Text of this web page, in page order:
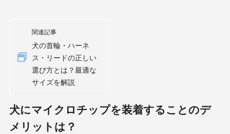
関連記事
犬の首輪・ハーネ
ス・リードの正しい
選び方とは？最適な
サイズを解説
犬にマイクロチップを装着することのデ
メリットは？